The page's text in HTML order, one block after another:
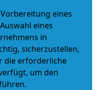
eines
eines
in
sicherzustellen,
die erforderliche
um den